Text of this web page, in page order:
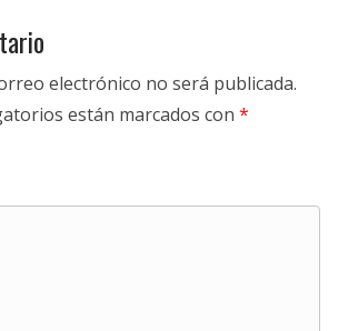
electrónico no será publicada.
están marcados con *